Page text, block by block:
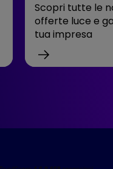
Scopri tutte le
offerte luce e
tua impresa